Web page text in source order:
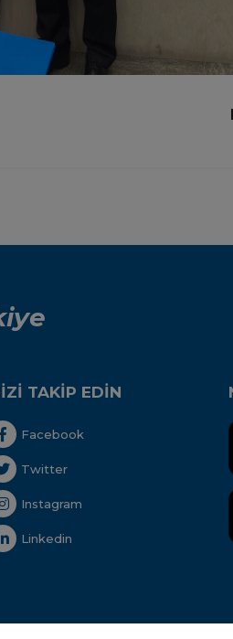
TAKİP EDİN
Facebook
Twitter
Instagram
Linkedin